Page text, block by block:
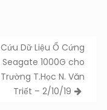
Cứu Dữ Liệu Ổ Cứng
Seagate 1000G cho
Trường T.Học N. Văn
Triết – 2/10/19